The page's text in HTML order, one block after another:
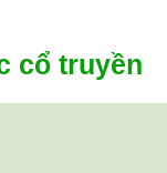
cổ truyền